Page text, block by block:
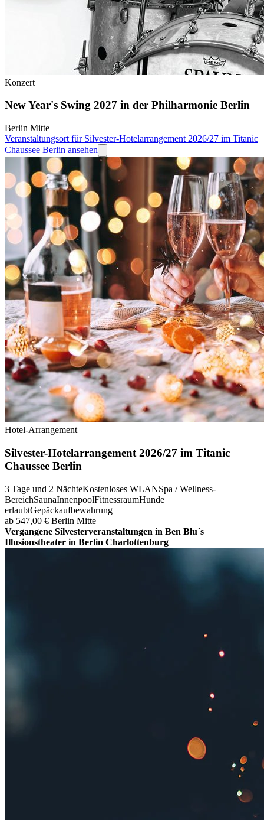
Konzert
New Year's Swing 2027 in der Philharmonie Berlin
Berlin Mitte
Veranstaltungsort für Silvester-Hotelarrangement 2026/27 im Titanic
Chaussee Berlin ansehen
Hotel-Arrangement
Silvester-Hotelarrangement 2026/27 im Titanic
Chaussee Berlin
3 Tage und 2 NächteKostenloses WLANSpa / Wellness-
BereichSaunaInnenpoolFitnessraumHunde
erlaubtGepäckaufbewahrung
ab 547,00 € Berlin Mitte
Vergangene Silvesterveranstaltungen in Ben Blu´s
Illusionstheater in Berlin Charlottenburg